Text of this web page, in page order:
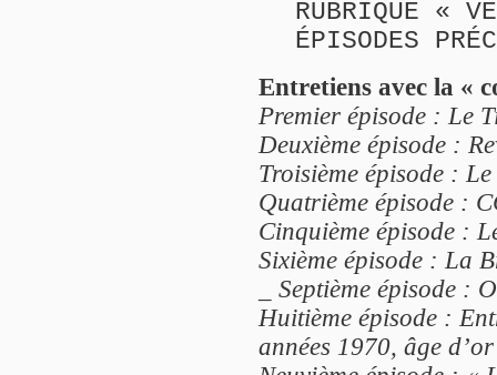
RUBRIQUE «
ÉPISODES
Entretiens avec la «
Premier épisode : Le
Deuxième épisode :
Troisième épisode :
Quatrième épisode :
Cinquième épisode :
Sixième épisode : La
Septième épisode :
Huitième épisode :
années 1970, âge